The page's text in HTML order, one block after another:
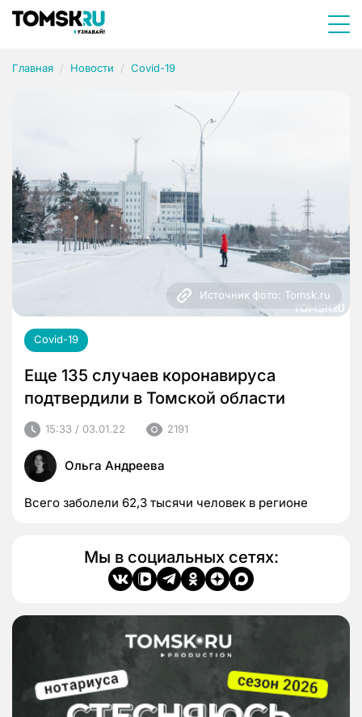
Главная Новости Covid-19
Источник фото: Tomsk.ru
Covid-19
Еще 135 случаев коронавируса
подтвердили в Томской области
15:33 / 03.01.22 2191
Ольга Андреева
Всего заболели 62,3 тысячи человек в регионе
Мы в социальных сетях: